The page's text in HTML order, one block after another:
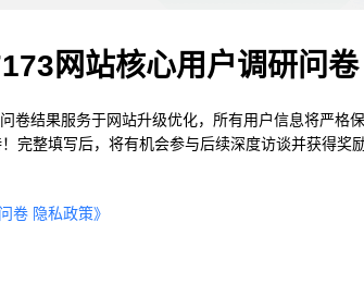
网站核心用户调研问卷
卷结果服务于网站升级优化，所有用户信息将严格
完整填写后，将有机会参与后续深度访谈并获得奖
卷 隐私政策》